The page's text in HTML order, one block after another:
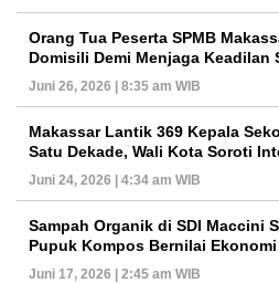
Orang Tua Peserta SPMB
Domisili Demi Menjaga Keadilan
Juni 26, 2026 | 8:35 am WIB
Makassar Lantik 369 Kepala
Satu Dekade, Wali Kota Soroti
Juni 24, 2026 | 4:34 am WIB
Sampah Organik di SDI Maccini
Pupuk Kompos Bernilai Ekonomi
Juni 17, 2026 | 2:45 am WIB